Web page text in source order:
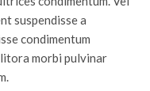
suspendisse a
condimentum
morbi pulvinar